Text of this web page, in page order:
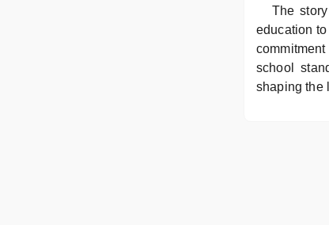
The
education
school
shaping the